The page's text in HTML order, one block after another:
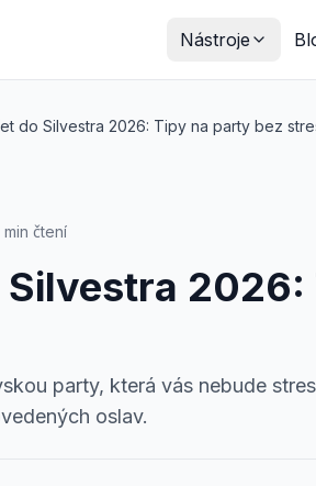
Nástroje
do Silvestra 2026: Tipy na party bez
min čtení
Silvestra
party, která vás nebude
oslav.